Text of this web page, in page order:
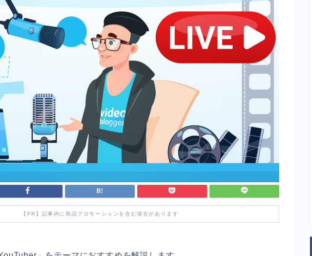
【PR】記事内に商品プロモーションを含む場合があります